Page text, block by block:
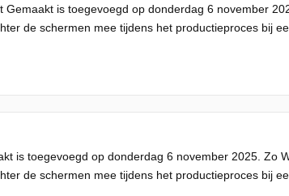
Gemaakt is toegevoegd op donderdag 6 november
de schermen mee tijdens het productieproces bij
is toegevoegd op donderdag 6 november 2025. Zo
de schermen mee tijdens het productieproces bij